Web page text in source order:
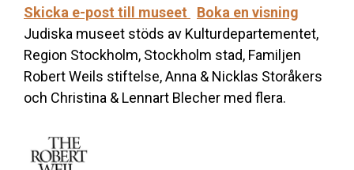
Skicka e-post till museet
Boka en visning
Judiska museet stöds av Kulturdepartementet,
Region Stockholm, Stockholm stad, Familjen
Robert Weils stiftelse, Anna & Nicklas Storåkers
och Christina & Lennart Blecher med flera.